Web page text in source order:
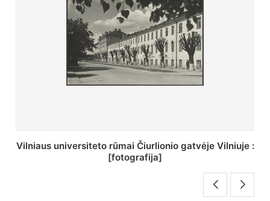
St. Batoro universiteto J. Pilsudskio kolegija :
[fotografija]